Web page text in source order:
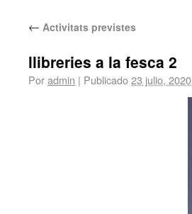
← Activitats previstes
llibreries a la fesca 2
Poradmin | Publicado23 julio, 2020